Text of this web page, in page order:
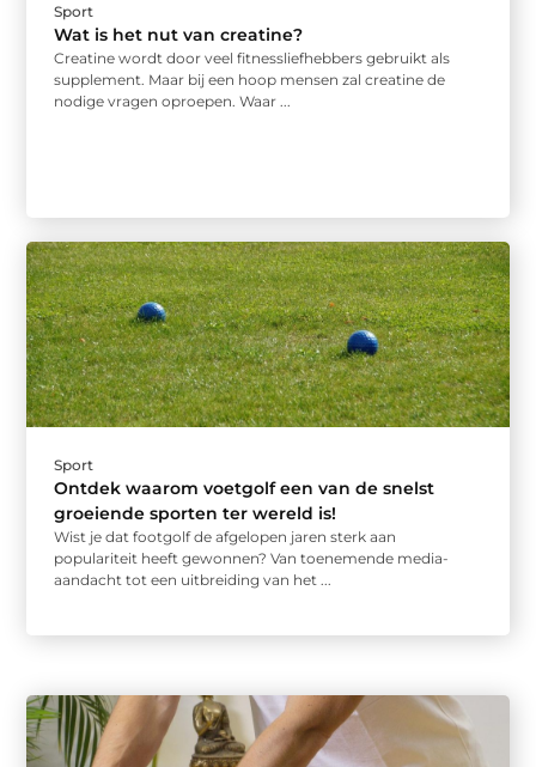
Sport
Wat is het nut van creatine?
Creatine wordt door veel fitnessliefhebbers gebruikt als
supplement. Maar bij een hoop mensen zal creatine de
nodige vragen oproepen. Waar ...
Sport
Ontdek waarom voetgolf een van de snelst
groeiende sporten ter wereld is!
Wist je dat footgolf de afgelopen jaren sterk aan
populariteit heeft gewonnen? Van toenemende media-
aandacht tot een uitbreiding van het ...